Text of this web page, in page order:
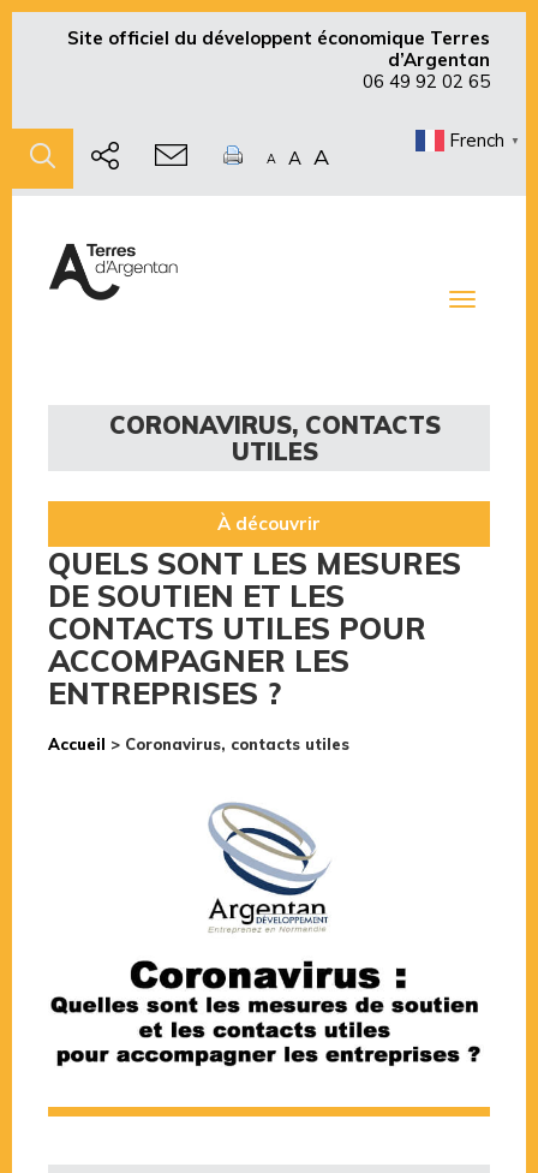
Site officiel du développent économique Terres
d’Argentan
06 49 92 02 65
A A A
French ▼
Toggle
CORONAVIRUS, CONTACTS
UTILES
À découvrir
QUELS SONT LES MESURES
DE SOUTIEN ET LES
CONTACTS UTILES POUR
ACCOMPAGNER LES
ENTREPRISES ?
Accueil > Coronavirus, contacts utiles